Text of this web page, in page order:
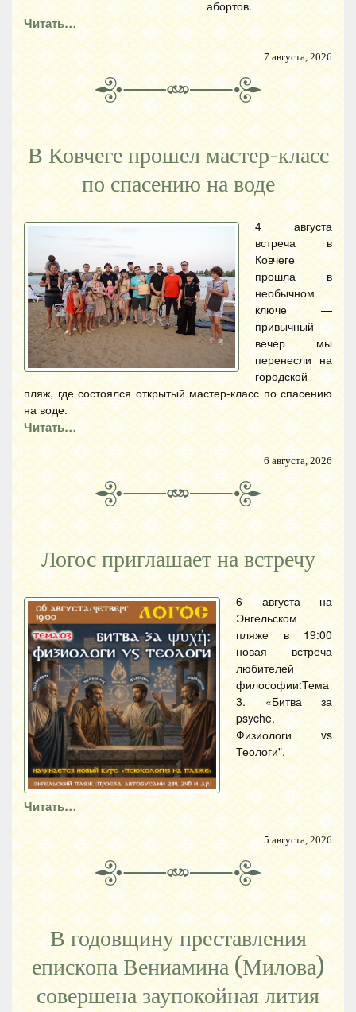
абортов.
Читать…
7 августа, 2026
В Ковчеге прошел мастер-класс
по спасению на воде
4 августа
встреча в
Ковчеге
прошла в
необычном
ключе —
привычный
вечер мы
перенесли на
городской
пляж, где состоялся открытый мастер-класс по спасению
на воде.
Читать…
6 августа, 2026
Логос приглашает на встречу
6 августа на
Энгельском
пляже в 19:00
новая встреча
любителей
философии:Тема
3. «Битва за
psyche.
Физиологи vs
Теологи".
Читать…
5 августа, 2026
В годовщину преставления
епископа Вениамина (Милова)
совершена заупокойная лития